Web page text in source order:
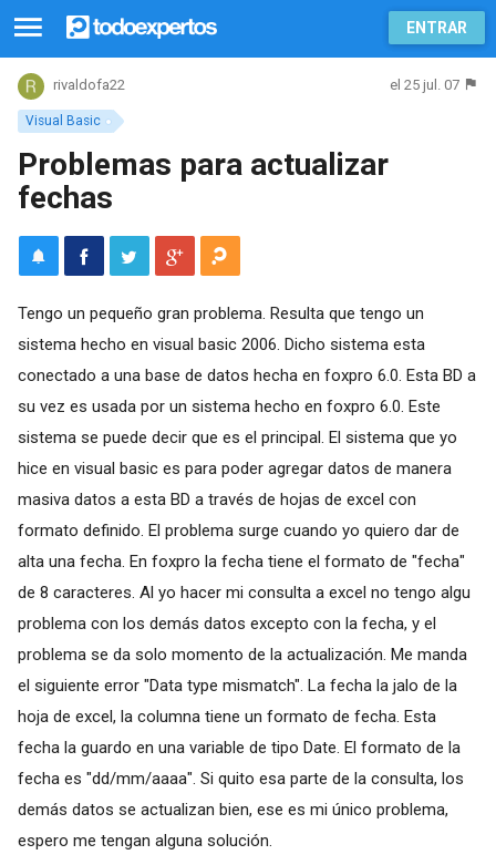
ENTRAR
Visual Basic
rivaldofa22 el 25 jul. 07
Problemas para actualizar
fechas
Tengo un pequeño gran problema. Resulta que tengo un
sistema hecho en visual basic 2006. Dicho sistema esta
conectado a una base de datos hecha en foxpro 6.0. Esta BD a
su vez es usada por un sistema hecho en foxpro 6.0. Este
sistema se puede decir que es el principal. El sistema que yo
hice en visual basic es para poder agregar datos de manera
masiva datos a esta BD a través de hojas de excel con
formato definido. El problema surge cuando yo quiero dar de
alta una fecha. En foxpro la fecha tiene el formato de "fecha"
de 8 caracteres. Al yo hacer mi consulta a excel no tengo algu
problema con los demás datos excepto con la fecha, y el
problema se da solo momento de la actualización. Me manda
el siguiente error "Data type mismatch". La fecha la jalo de la
hoja de excel, la columna tiene un formato de fecha. Esta
fecha la guardo en una variable de tipo Date. El formato de la
fecha es "dd/mm/aaaa". Si quito esa parte de la consulta, los
demás datos se actualizan bien, ese es mi único problema,
espero me tengan alguna solución.